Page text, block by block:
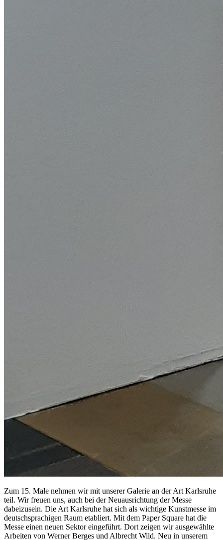
Zum 15. Male nehmen wir mit unserer Galerie an der Art Karlsruhe
teil. Wir freuen uns, auch bei der Neuausrichtung der Messe
dabeizusein. Die Art Karlsruhe hat sich als wichtige Kunstmesse im
deutschsprachigen Raum etabliert. Mit dem Paper Square hat die
Messe einen neuen Sektor eingeführt. Dort zeigen wir ausgewählte
Arbeiten von Werner Berges und Albrecht Wild. Neu in unserem